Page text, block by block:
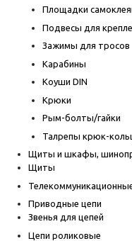
Площадки
Подвесы для
Зажимы для тросов
Карабины
Коуши DIN
Крюки
Рым-болты/гайки
Талрепы крюк-
Щиты и шкафы,
Щиты
Приводные цепи
Звенья для цепей
Цепи роликовые